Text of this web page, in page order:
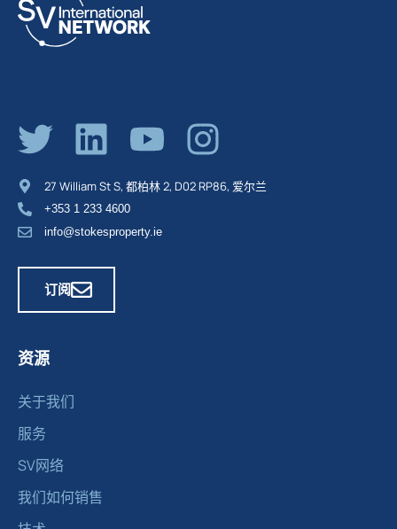
资源
关于我们
服务
SV网络
我们如何销售
27 William St S, 都柏林 2, D02 RP86, 爱尔兰
+353 1 233 4600
info@stokesproperty.ie
订阅